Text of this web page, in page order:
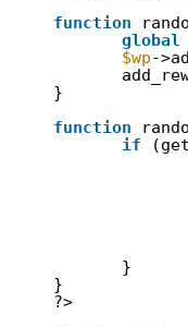
5
9
11
20
21
function
global
$wp-
}
function
if
}
}
?>